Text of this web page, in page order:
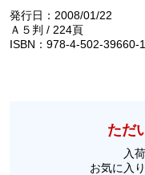
発行日：2008/01/22
Ａ５判 / 224頁
ISBN：978-4-502-39660-1
ただ
入
お気に入